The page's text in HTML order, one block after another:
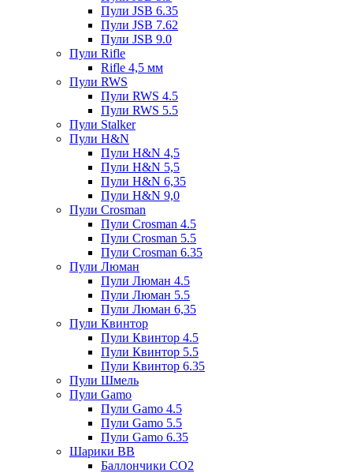
Пули JSB 6.35
Пули JSB 7.62
Пули JSB 9.0
Пули Rifle
Rifle 4,5 мм
Пули RWS
Пули RWS 4.5
Пули RWS 5.5
Пули Stalker
Пули H&N
Пули H&N 4,5
Пули H&N 5,5
Пули H&N 6,35
Пули H&N 9,0
Пули Crosman
Пули Crosman 4.5
Пули Crosman 5.5
Пули Crosman 6.35
Пули Люман
Пули Люман 4.5
Пули Люман 5.5
Пули Люман 6,35
Пули Квинтор
Пули Квинтор 4.5
Пули Квинтор 5.5
Пули Квинтор 6.35
Пули Шмель
Пули Gamo
Пули Gamo 4.5
Пули Gamo 5.5
Пули Gamo 6.35
Шарики BB
Баллончики CO2